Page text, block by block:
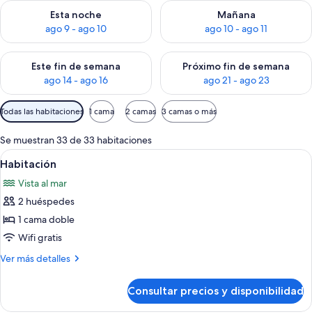
Esta noche
ago 9 - ago 10
Consulta la disponibilidad para esta noche, ago 9 - ago 10
Mañana
ago 10 - ago 11
Consulta la disponibilidad
Este fin de semana
ago 14 - ago 16
Consulta la disponibilidad para este fin de semana, ago 14 -
Próximo fin de semana
ago 21 - ago 23
Consulta la disponibilidad
Filtros
disponibles
para
las
habitaciones
Todas las habitaciones 1 cama 2 camas 3 camas o más
Se muestran 33 de 33 habitaciones
Abrir
todas
las
fotos
de
Habitación
Minibar, caja fuerte, espacio para
3
Habitación
Vista al mar
2 huéspedes
1 cama doble
Wifi gratis
Ver más detalles
Más
Consultar precios y disponibilidad